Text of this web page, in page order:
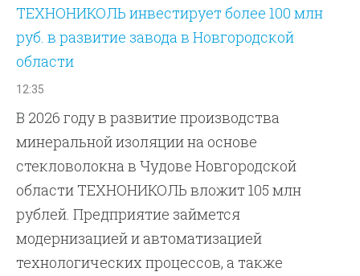
ТЕХНОНИКОЛЬ инвестирует более 100 млн
руб. в развитие завода в Новгородской
области
12:35
В 2026 году в развитие производства
минеральной изоляции на основе
стекловолокна в Чудове Новгородской
области ТЕХНОНИКОЛЬ вложит 105 млн
рублей. Предприятие займется
модернизацией и автоматизацией
технологических процессов, а также